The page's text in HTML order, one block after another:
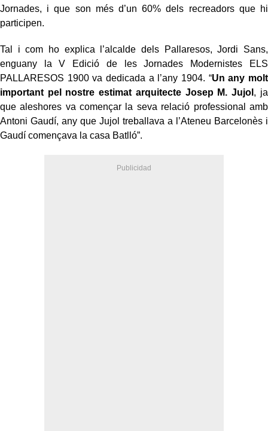
Jornades, i que son més d’un 60% dels recreadors que hi
participen.
Tal i com ho explica l’alcalde dels Pallaresos, Jordi Sans,
enguany la V Edició de les Jornades Modernistes ELS
PALLARESOS 1900 va dedicada a l’any 1904. “Un any molt
important pel nostre estimat arquitecte Josep M. Jujol , ja
que aleshores va començar la seva relació professional amb
Antoni Gaudí, any que Jujol treballava a l’Ateneu Barcelonès i
Gaudí començava la casa Batlló”.